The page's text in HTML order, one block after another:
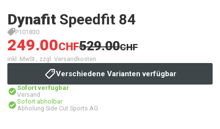
Dynafit Speedfit 84
P101830
249.00CHF529.00CHF
inkl. MwSt., zzgl. Versandkosten
Verschiedene Varianten verfügbar
Sofort verfügbar
Versand
Sofort abholbar
Abholung Side Cut Sports AG